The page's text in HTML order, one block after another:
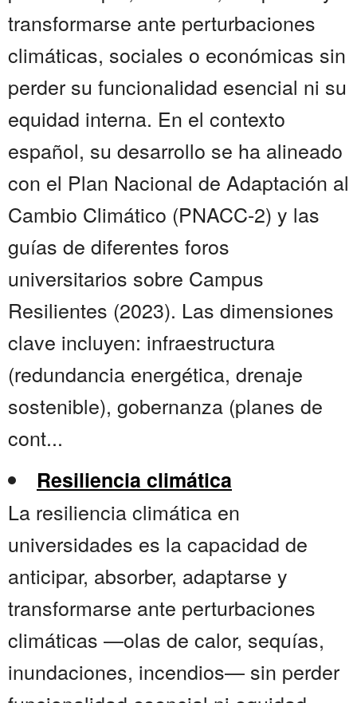
transformarse ante perturbaciones
climáticas, sociales o económicas sin
perder su funcionalidad esencial ni su
equidad interna. En el contexto
español, su desarrollo se ha alineado
con el Plan Nacional de Adaptación al
Cambio Climático (PNACC-2) y las
guías de diferentes foros
universitarios sobre Campus
Resilientes (2023). Las dimensiones
clave incluyen: infraestructura
(redundancia energética, drenaje
sostenible), gobernanza (planes de
cont...
Resiliencia climática
La resiliencia climática en
universidades es la capacidad de
anticipar, absorber, adaptarse y
transformarse ante perturbaciones
climáticas —olas de calor, sequías,
inundaciones, incendios— sin perder